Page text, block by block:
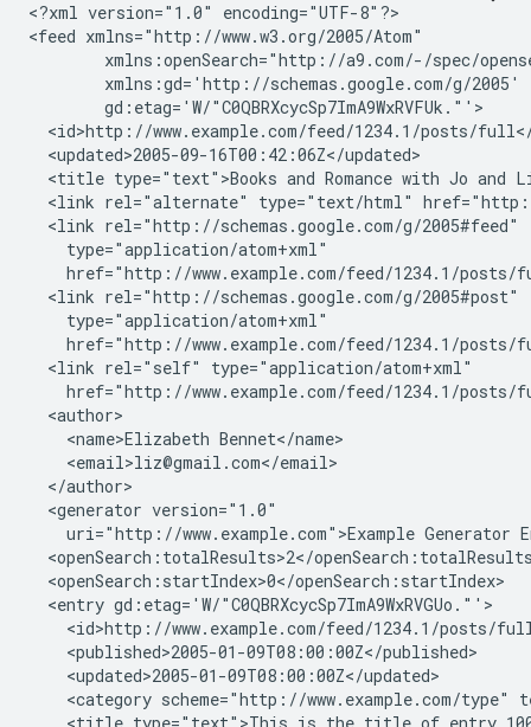
<?xml version="1.0" encoding="UTF-8"?>
<feed xmlns="http://www.w3.org/2005/Atom"
xmlns:openSearch="http://a9.com/-/spec/
        xmlns:gd='http://schemas.google.com/g/2005'
        gd:etag='W/"C0QBRXcycSp7ImA9WxRVFUk."'>
<id>http://www.example.com/feed/1234.1/posts/
  <updated>2005-09-16T00:42:06Z</updated>
<title type="text">Books and Romance with Jo and
<link rel="alternate" type="text/html"
  <link rel="http://schemas.google.com/g/2005#feed"
    type="application/atom+xml"
href="http://www.example.com/feed/1234.1/posts/
  <link rel="http://schemas.google.com/g/2005#post"
    type="application/atom+xml"
href="http://www.example.com/feed/1234.1/posts/
  <link rel="self" type="application/atom+xml"
href="http://www.example.com/feed/1234.1/posts/
  <author>
    <name>Elizabeth Bennet</name>
    <email>liz@gmail.com</email>
  </author>
  <generator version="1.0"
uri="http://www.example.com">Example Generator
<openSearch:totalResults>2</
  <openSearch:startIndex>0</openSearch:startIndex>
  <entry gd:etag='W/"C0QBRXcycSp7ImA9WxRVGUo."'>
<id>http://www.example.com/feed/1234.1/posts/
    <published>2005-01-09T08:00:00Z</published>
    <updated>2005-01-09T08:00:00Z</updated>
<category scheme="http://www.example.com/type"